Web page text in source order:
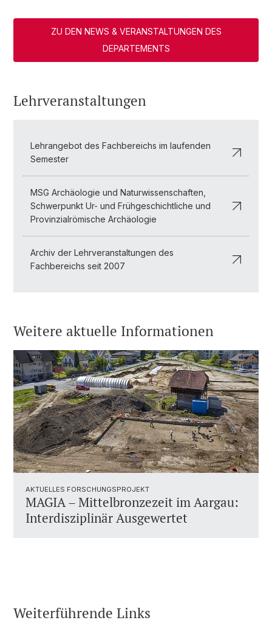
ZU DEN NEWS & VERANSTALTUNGEN DES
DEPARTEMENTS
Lehrveranstaltungen
Lehrangebot des Fachbereichs im laufenden
Semester
MSG Archäologie und Naturwissenschaften,
Schwerpunkt Ur- und Frühgeschichtliche und
Provinzialrömische Archäologie
Archiv der Lehrveranstaltungen des
Fachbereichs seit 2007
Weitere aktuelle Informationen
AKTUELLES FORSCHUNGSPROJEKT
MAGIA – Mittelbronzezeit im Aargau:
Interdisziplinär Ausgewertet
Weiterführende Links